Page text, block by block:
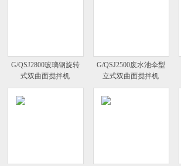
G/QSJ2800玻璃钢旋转
式双曲面搅拌机
G/QSJ2500废水池伞型
立式双曲面搅拌机